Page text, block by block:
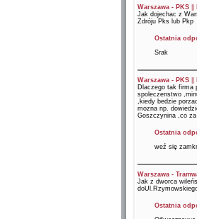
Warszawa - PKS||
Jak dojechac z
Zdróju Pks lub Pkp
Ostatnia
Srak
Warszawa - PKS||
Dlaczego tak firma
spoleczenstwo
,kiedy bedzie
mozna np.
Goszczynina ,co
Ostatnia
weź się
Warszawa -
Jak z dworca
Ostatnia